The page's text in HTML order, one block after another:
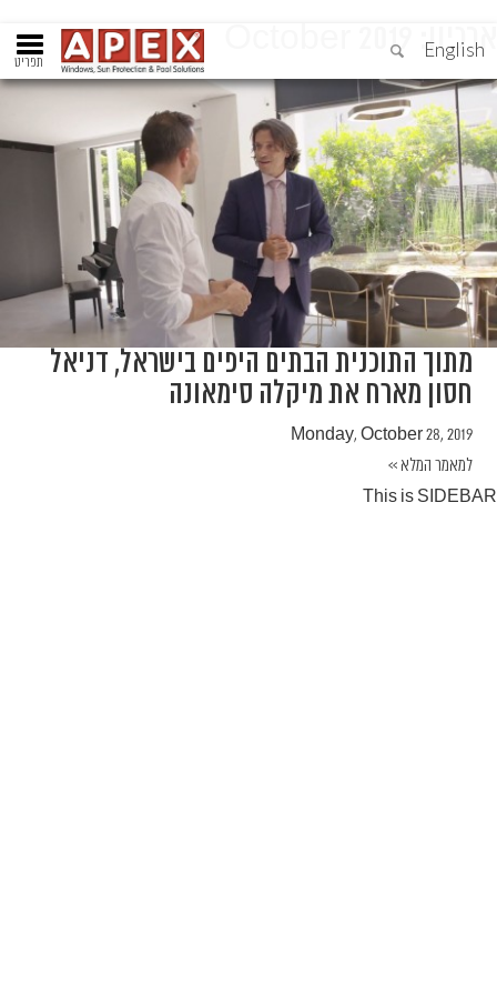
English
תפריט
ארכיון: October 2019
מתוך התוכנית הבתים היפים בישראל, דניאל
חסון מארח את מיקלה סימאונה
Monday, October 28, 2019
למאמר המלא >>
This is SIDEBAR